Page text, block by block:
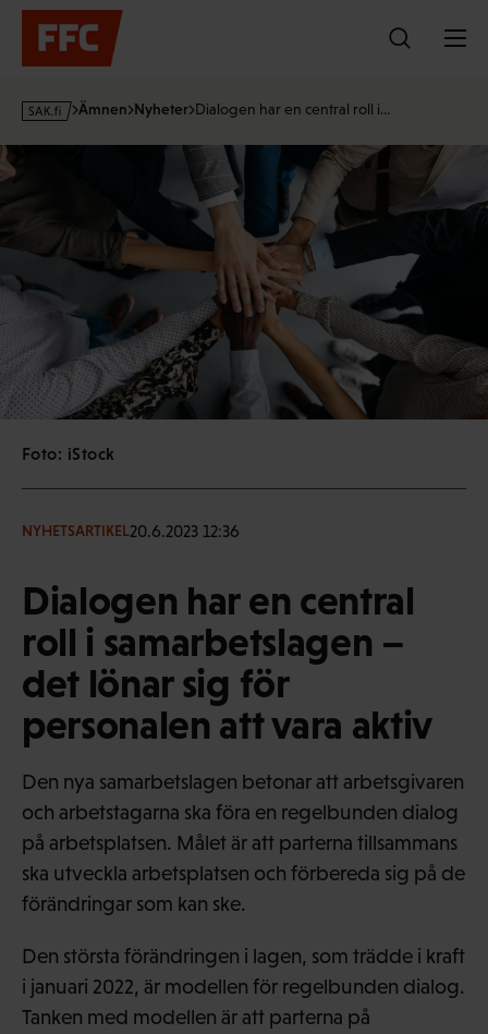
Hoppa
innehållet
s
Ämnen Nyheter Dialogen har en central roll i…
Foto: iStock
NYHETSARTIKEL20.6.2023 12:36
Dialogen har en central
roll i samarbetslagen –
det lönar sig för
personalen att vara aktiv
Den nya samarbetslagen betonar att arbetsgivaren
och arbetstagarna ska föra en regelbunden dialog
på arbetsplatsen. Målet är att parterna tillsammans
ska utveckla arbetsplatsen och förbereda sig på de
förändringar som kan ske.
Den största förändringen i lagen, som trädde i kraft
i januari 2022, är modellen för regelbunden dialog.
Tanken med modellen är att parterna på